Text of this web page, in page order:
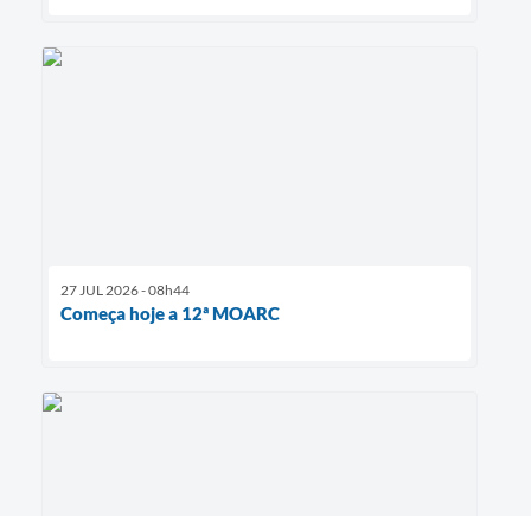
27 JUL 2026 - 08h44
Começa hoje a 12ª MOARC